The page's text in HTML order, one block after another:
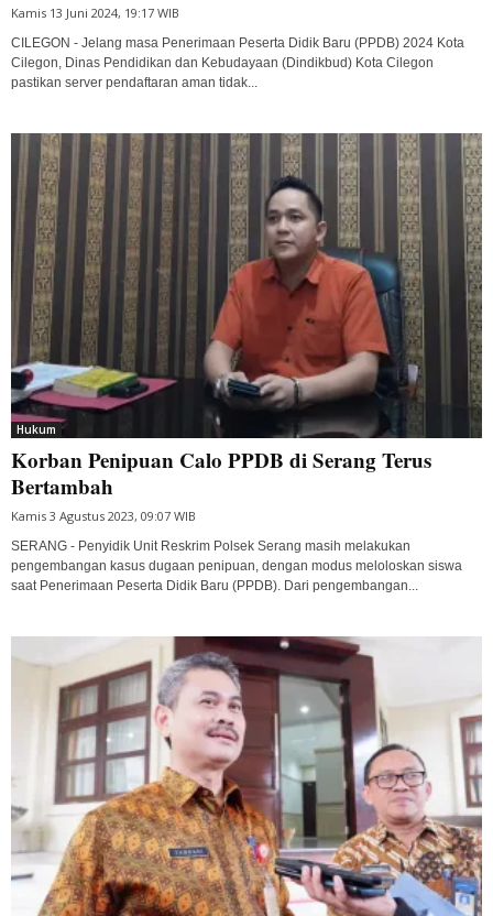
Kamis 13 Juni 2024, 19:17 WIB
CILEGON - Jelang masa Penerimaan Peserta Didik Baru (PPDB) 2024 Kota
Cilegon, Dinas Pendidikan dan Kebudayaan (Dindikbud) Kota Cilegon
pastikan server pendaftaran aman tidak...
Hukum
Korban Penipuan Calo PPDB di Serang Terus
Bertambah
Kamis 3 Agustus 2023, 09:07 WIB
SERANG - Penyidik Unit Reskrim Polsek Serang masih melakukan
pengembangan kasus dugaan penipuan, dengan modus meloloskan siswa
saat Penerimaan Peserta Didik Baru (PPDB). Dari pengembangan...